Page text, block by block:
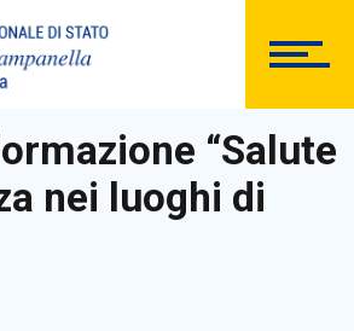
“Salute
nei luoghi di